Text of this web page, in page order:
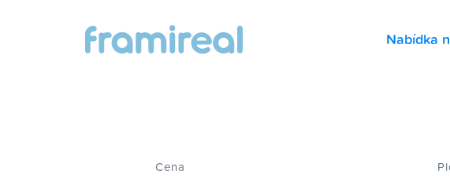
Nabídka
Cena